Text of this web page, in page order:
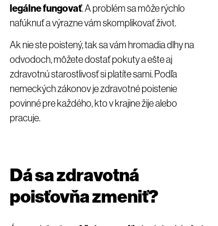
legálne fungovať. A problém sa môže rýchlo
nafúknuť a výrazne vám skomplikovať život.
Ak nie ste poistený, tak sa vám hromadia dlhy na
odvodoch, môžete dostať pokuty a ešte aj
zdravotnú starostlivosť si platíte sami. Podľa
nemeckých zákonov je zdravotné poistenie
povinné pre každého, kto v krajine žije alebo
pracuje.
Dá sa zdravotná
poisťovňa zmeniť?